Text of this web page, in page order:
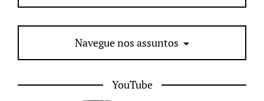
Navegue nos assuntos
YouTube